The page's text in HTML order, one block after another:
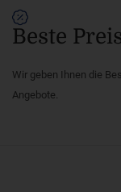
Beste
Wir geben Ihnen die
Angebote.